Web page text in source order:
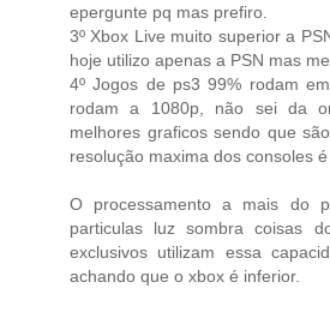
epergunte pq mas prefiro.
3º Xbox Live muito superior a
hoje utilizo apenas a PSN mas
4º Jogos de ps3 99% rodam
rodam a 1080p, não sei da
melhores graficos sendo que
resolução maxima dos consoles é
O processamento a mais do
particulas luz sombra coisas
exclusivos utilizam essa
achando que o xbox é inferior.